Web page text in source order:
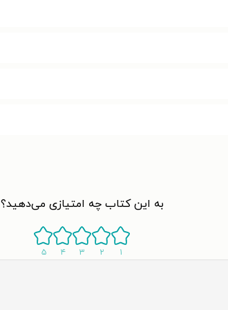
به این کتاب چه امتیازی می‌دهید؟
۱ ۲ ۳ ۴ ۵